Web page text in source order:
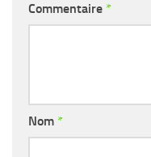
Commentaire *
Nom *